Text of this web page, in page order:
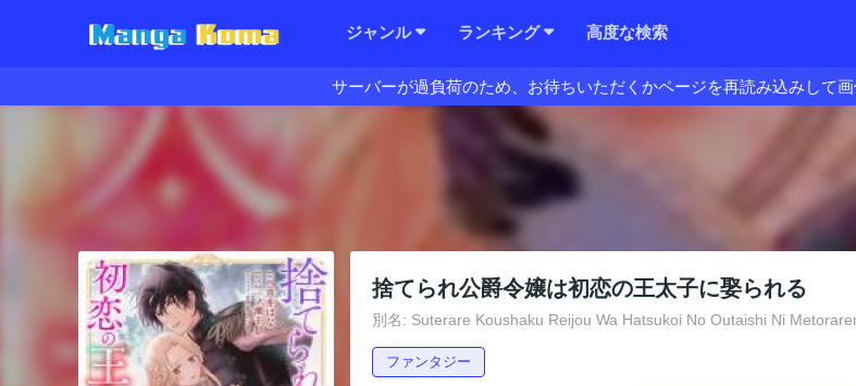
ジャンル ランキング 高度な検索
サーバーが過負荷のため、お待ちいただくかページを再読み込みして
捨てられ公爵令嬢は初恋の王太子に娶られる
別名: Suterare Koushaku Reijou Wa Hatsukoi No Outaishi Ni
ファンタジー